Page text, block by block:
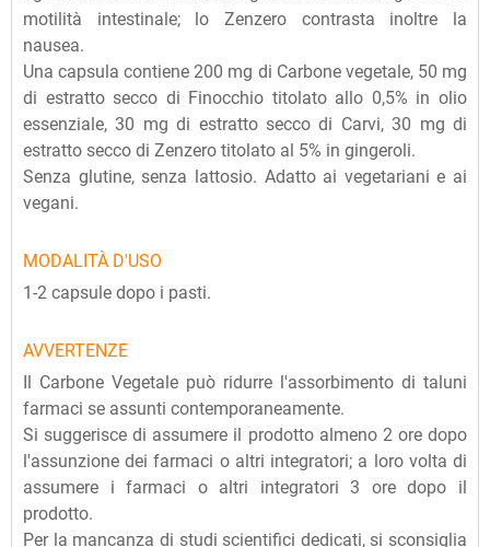
motilità intestinale; lo Zenzero contrasta inoltre la
nausea.
Una capsula contiene 200 mg di Carbone vegetale, 50 mg
di estratto secco di Finocchio titolato allo 0,5% in olio
essenziale, 30 mg di estratto secco di Carvi, 30 mg di
estratto secco di Zenzero titolato al 5% in gingeroli.
Senza glutine, senza lattosio. Adatto ai vegetariani e ai
vegani.
MODALITÀ D'USO
1-2 capsule dopo i pasti.
AVVERTENZE
Il Carbone Vegetale può ridurre l'assorbimento di taluni
farmaci se assunti contemporaneamente.
Si suggerisce di assumere il prodotto almeno 2 ore dopo
l'assunzione dei farmaci o altri integratori; a loro volta di
assumere i farmaci o altri integratori 3 ore dopo il
prodotto.
Per la mancanza di studi scientifici dedicati, si sconsiglia